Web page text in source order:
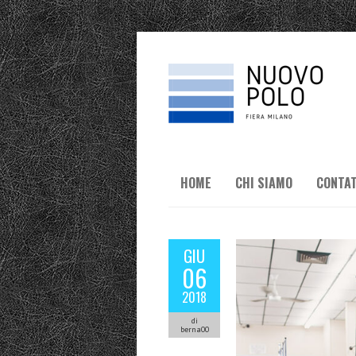
HOME CHI SIAMO
GIU
06
2018
di
berna00